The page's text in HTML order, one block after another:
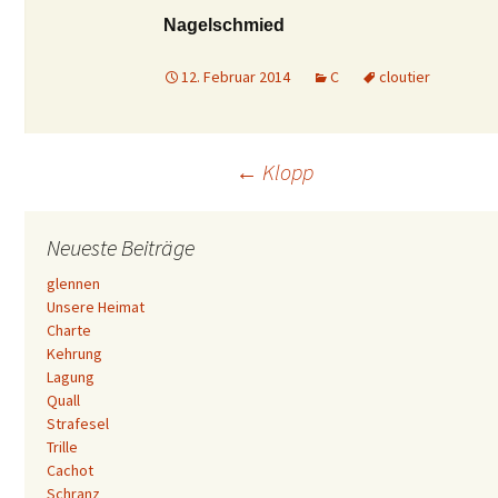
Nagelschmied
12. Februar 2014 C cloutier
Beitrags-
Navigation
← Klopp
Neueste Beiträge
glennen
Unsere Heimat
Charte
Kehrung
Lagung
Quall
Strafesel
Trille
Cachot
Schranz